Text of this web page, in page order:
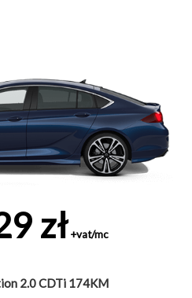
zł +vat/mc
2.0 CDTi 174KM